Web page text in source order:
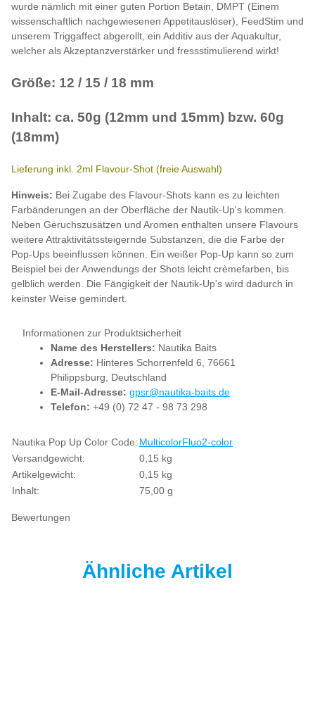
wurde nämlich mit einer guten Portion Betain, DMPT (Einem
wissenschaftlich nachgewiesenen Appetitauslöser), FeedStim und
unserem Triggaffect abgerollt, ein Additiv aus der Aquakultur,
welcher als Akzeptanzverstärker und fressstimulierend wirkt!
Größe: 12 / 15 / 18 mm
Inhalt: ca. 50g (12mm und 15mm) bzw. 60g
(18mm)
Lieferung inkl. 2ml Flavour-Shot (freie Auswahl)
Hinweis: Bei Zugabe des Flavour-Shots kann es zu leichten
Farbänderungen an der Oberfläche der Nautik-Up's kommen.
Neben Geruchszusätzen und Aromen enthalten unsere Flavours
weitere Attraktivitätssteigernde Substanzen, die die Farbe der
Pop-Ups beeinflussen können. Ein weißer Pop-Up kann so zum
Beispiel bei der Anwendungs der Shots leicht crèmefarben, bis
gelblich werden. Die Fängigkeit der Nautik-Up's wird dadurch in
keinster Weise gemindert.
Informationen zur Produktsicherheit
Name des Herstellers: Nautika Baits
Adresse: Hinteres Schorrenfeld 6, 76661
Philippsburg, Deutschland
E-Mail-Adresse: gpsr@nautika-baits.de
Telefon: +49 (0) 72 47 - 98 73 298
Produkteigenschaft
Wert
Nautika Pop Up Color Code: MulticolorFluo2-color
Versandgewicht:
0,15 kg
Artikelgewicht:
0,15 kg
Inhalt:
75,00 g
Bewertungen
Ähnliche Artikel